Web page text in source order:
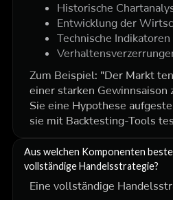
Historische
Entwicklung der
Technische Indikatoren
Zum Beispiel: "Der Markt
einer starken Gewinnsaison
Sie eine Hypothese
sie mit Backtesting-Tools
Aus welchen Komponenten
vollständige Handelsstrategie?
Eine vollständige